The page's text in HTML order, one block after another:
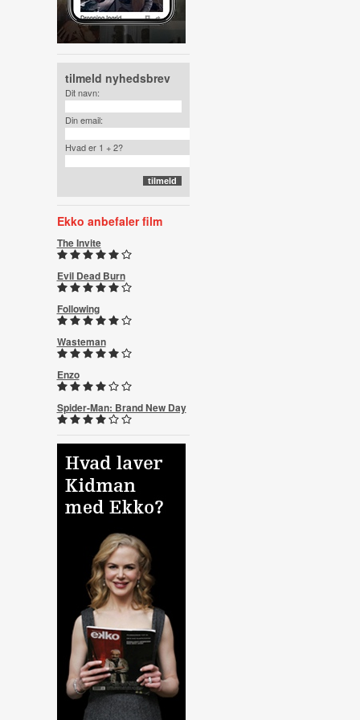
tilmeld nyhedsbrev
Dit navn:
Din email:
Hvad er 1 + 2?
Ekko anbefaler film
The Invite
Evil Dead Burn
Following
Wasteman
Enzo
Spider-Man: Brand New Day